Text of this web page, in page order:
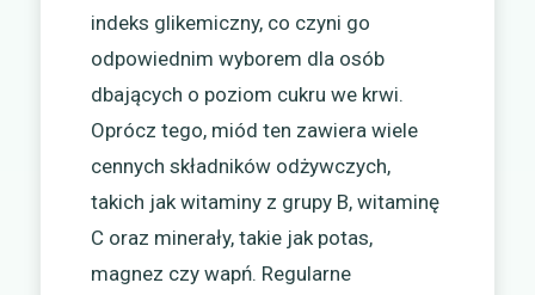
indeks glikemiczny, co czyni go
odpowiednim wyborem dla osób
dbających o poziom cukru we krwi.
Oprócz tego, miód ten zawiera wiele
cennych składników odżywczych,
takich jak witaminy z grupy B, witaminę
C oraz minerały, takie jak potas,
magnez czy wapń. Regularne